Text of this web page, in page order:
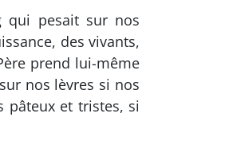
qui pesait sur nos
des vivants,
prend lui-même
nos lèvres si nos
pâteux et tristes, si